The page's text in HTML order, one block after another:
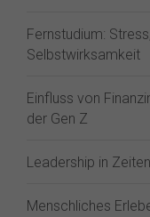
Fernstudium:
Selbstwirksamkeit
Einfluss von
der Gen Z⁠
Leadership in
Menschliches